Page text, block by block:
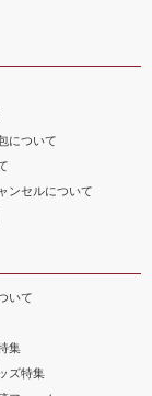
について
ンセルについて
いて
集
ズ特集